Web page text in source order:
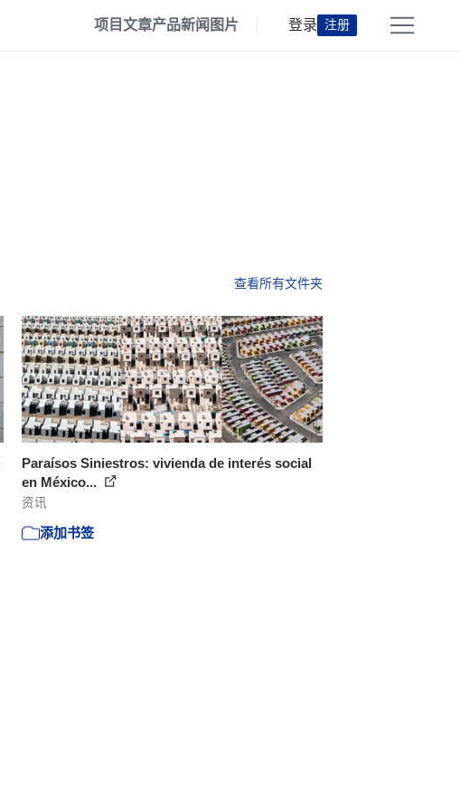
项目文章产品新闻 图片 登录 注册
查看所有文件夹
Paraísos Siniestros: vivienda de interés social
en México...
资讯
添加书签